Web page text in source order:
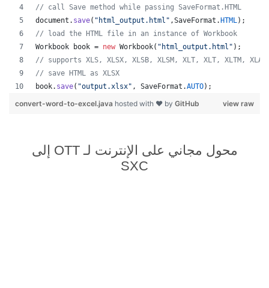
// call Save method while passing SaveFormat.HTML
document . save( "html_output.html" ,SaveFormat . HTML);
// load the HTML file in an instance of Workbook
Workbook
book = new Workbook( "html_output.html" );
// supports XLS, XLSX, XLSB, XLSM, XLT, XLT, XLTM,
// save HTML as XLSX
book. save( "output.xlsx" , SaveFormat .AUTO);
view raw
convert-word-to-excel.java hosted with ❤ by GitHub
محول مجاني على الإنترنت لـ OTT إلى
SXC